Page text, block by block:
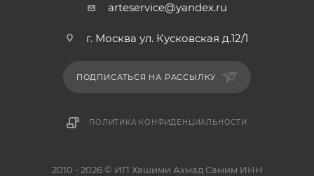
arteservice@yandex.ru
г. Москва ул. Кусковская д.12/1
ПОДПИСАТЬСЯ НА РАССЫЛКУ
ПОЛИТИКА КОНФИДЕНЦИАЛЬНОСТИ
2010 - 2026 © ИП Хашими Ахмад Самим ИНН